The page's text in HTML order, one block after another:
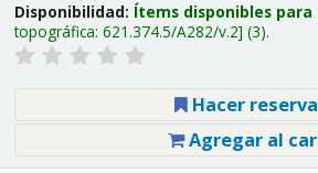
Disponibilidad: Ítems disponibles
topográfica: 621.374.5/A282/v.2 (3).
Hacer reserva
Agregar al